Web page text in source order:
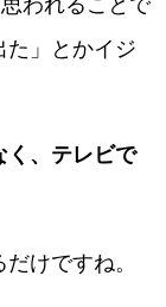
た」とかイジ
、テレビで
けですね。